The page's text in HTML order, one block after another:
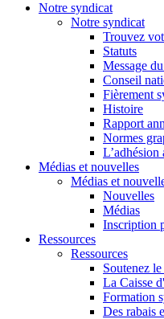
Notre syndicat
Notre syndicat
Trouvez
Statuts
Message
Conseil
Fièrement
Histoire
Rapport
Normes
Médias et nouvelles
Médias et
Nouvelles
Médias
Inscription
Ressources
Ressources
Soutenez
La Caisse
Formation
Des rabais